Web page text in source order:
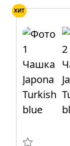
ХИТ